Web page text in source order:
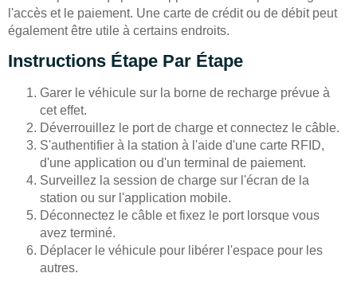
l'accès et le paiement. Une carte de crédit ou de débit peut
également être utile à certains endroits.
Instructions Étape Par Étape
Garer le véhicule sur la borne de recharge prévue à
cet effet.
Déverrouillez le port de charge et connectez le câble.
S'authentifier à la station à l'aide d'une carte RFID,
d'une application ou d'un terminal de paiement.
Surveillez la session de charge sur l'écran de la
station ou sur l'application mobile.
Déconnectez le câble et fixez le port lorsque vous
avez terminé.
Déplacer le véhicule pour libérer l'espace pour les
autres.